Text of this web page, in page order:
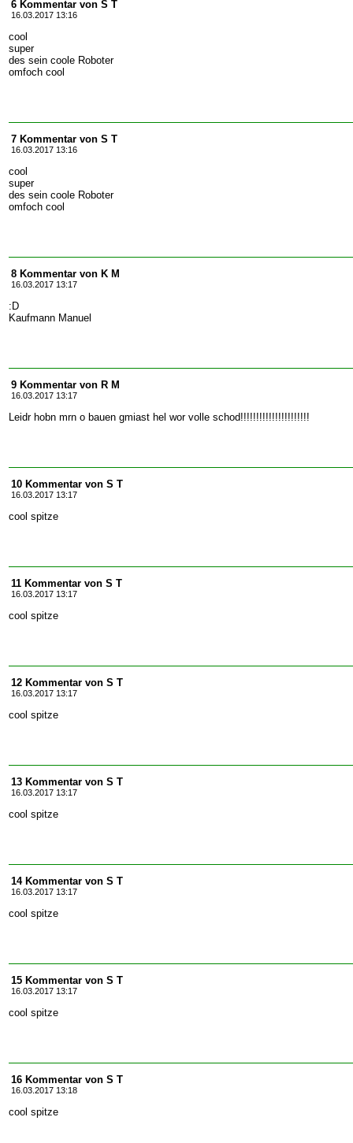
6 Kommentar von S T
16.03.2017 13:16
cool
super
des sein coole Roboter
omfoch cool
7 Kommentar von S T
16.03.2017 13:16
cool
super
des sein coole Roboter
omfoch cool
8 Kommentar von K M
16.03.2017 13:17
:D
Kaufmann Manuel
9 Kommentar von R M
16.03.2017 13:17
Leidr hobn mrn o bauen gmiast hel wor volle schod!!!!!!!!!!!!!!!!!!!!!!
10 Kommentar von S T
16.03.2017 13:17
cool spitze
11 Kommentar von S T
16.03.2017 13:17
cool spitze
12 Kommentar von S T
16.03.2017 13:17
cool spitze
13 Kommentar von S T
16.03.2017 13:17
cool spitze
14 Kommentar von S T
16.03.2017 13:17
cool spitze
15 Kommentar von S T
16.03.2017 13:17
cool spitze
16 Kommentar von S T
16.03.2017 13:18
cool spitze